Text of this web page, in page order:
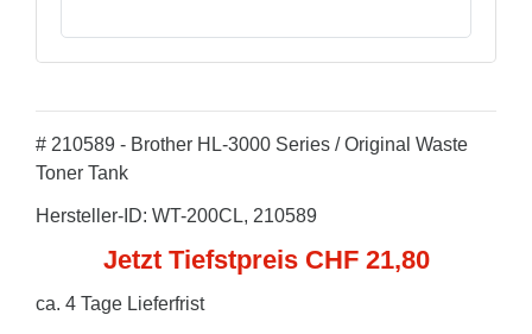
# 210589 - Brother HL-3000 Series / Original Waste
Toner Tank
Hersteller-ID: WT-200CL, 210589
Jetzt Tiefstpreis CHF 21,80
ca. 4 Tage Lieferfrist